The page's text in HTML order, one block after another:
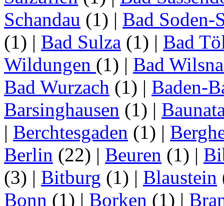
Schandau (1) | Bad Soden-
(1) | Bad Sulza (1) | Bad
Wildungen (1) | Bad
Bad Wurzach (1) | Baden-
Barsinghausen (1) |
| Berchtesgaden (1) |
Berlin (22) | Beuren (1) |
(3) | Bitburg (1) | Blaustein
Bonn (1) | Borken (1) |